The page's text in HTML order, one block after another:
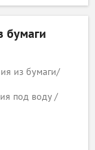
бумаги
из бумаги/
под воду /